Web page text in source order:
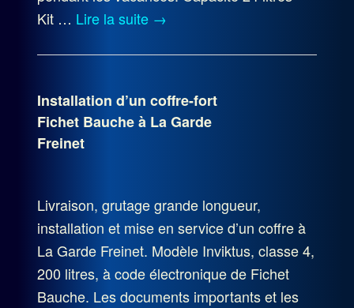
Kit … Lire la suite →
Installation d’un coffre-fort
Fichet Bauche à La Garde
Freinet
Livraison, grutage grande longueur,
installation et mise en service d’un coffre à
La Garde Freinet. Modèle Inviktus, classe 4,
200 litres, à code électronique de Fichet
Bauche. Les documents importants et les